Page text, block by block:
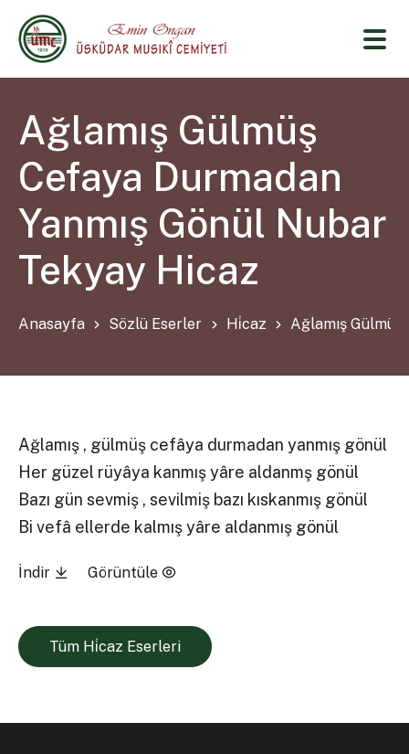
Ağlamış Gülmüş
Cefaya Durmadan
Yanmış Gönül Nubar
Tekyay Hicaz
Anasayfa Sözlü Eserler Hi̇caz Ağlamış
Ağlamış , gülmüş cefâya durmadan yanmış gönül
Her güzel rüyâya kanmış yâre aldanmş gönül
Bazı gün sevmiş , sevilmiş bazı kıskanmış gönül
Bi vefâ ellerde kalmış yâre aldanmış gönül
İndir Görüntüle
Tüm Hi̇caz Eserleri